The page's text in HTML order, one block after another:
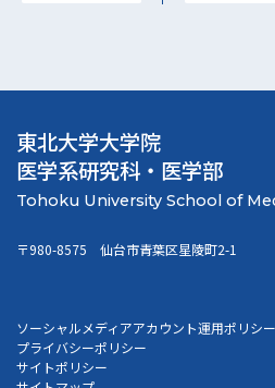
東北大学大学院
医学系研究科・医学部
〒980-8575 仙台市青葉区星陵町2-1
ソーシャルメディアアカウント運用ポリシー
プライバシーポリシー
サイトポリシー